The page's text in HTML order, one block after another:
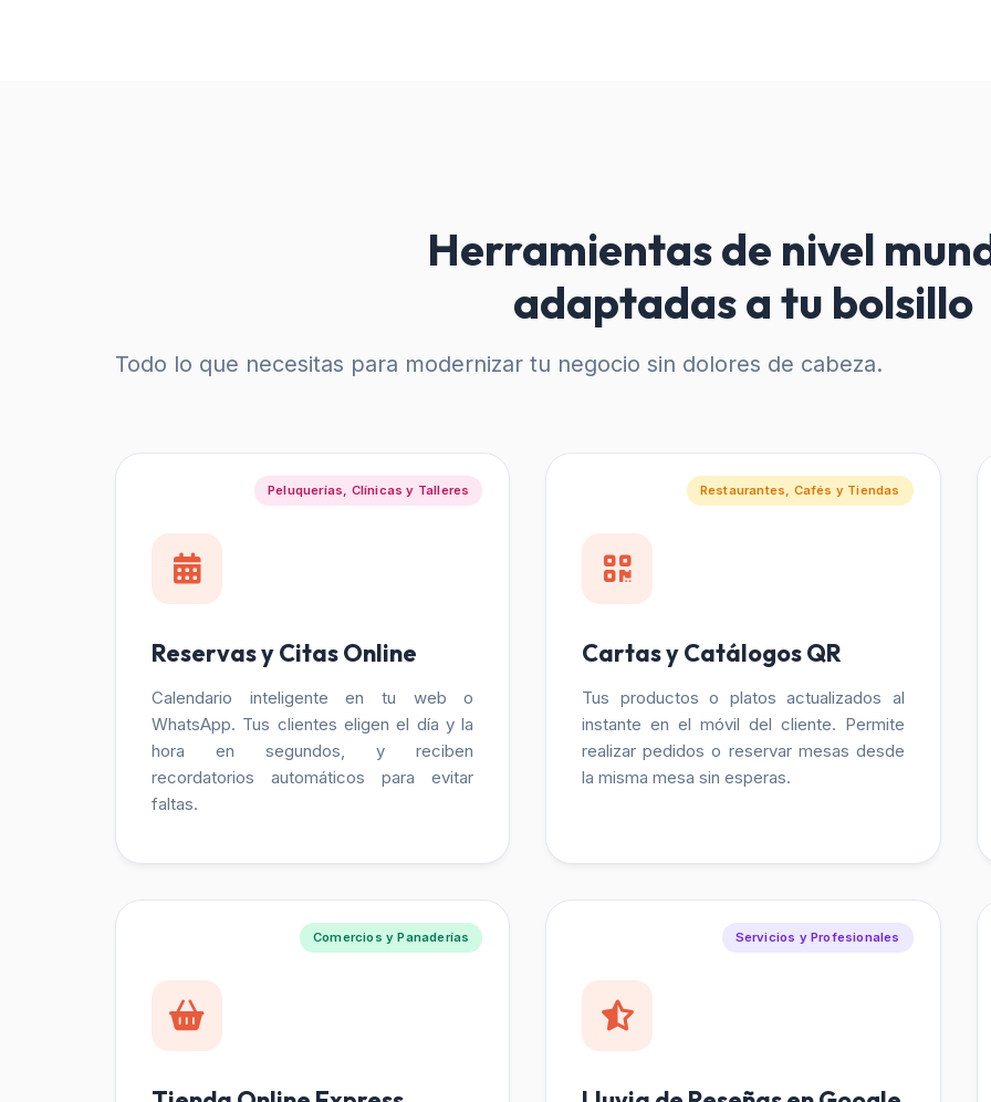
Herramientas de nivel
adaptadas a tu bolsillo
Todo lo que necesitas para modernizar tu negocio sin dolores de cabeza.
Peluquerías, Clínicas y Talleres
Reservas y Citas Online
Calendario inteligente en tu web o
WhatsApp. Tus clientes eligen el día y la
hora en segundos, y reciben
recordatorios automáticos para evitar
faltas.
Restaurantes, Cafés y Tiendas
Cartas y Catálogos QR
Tus productos o platos actualizados al
instante en el móvil del cliente. Permite
realizar pedidos o reservar mesas desde
la misma mesa sin esperas.
Comercios y Panaderías Servicios y Profesionales